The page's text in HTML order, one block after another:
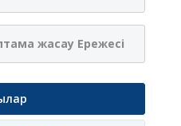
жасау Ережесі